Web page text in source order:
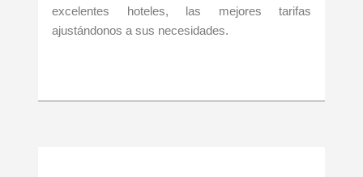
excelentes hoteles, las mejores tarifas
ajustándonos a sus necesidades.